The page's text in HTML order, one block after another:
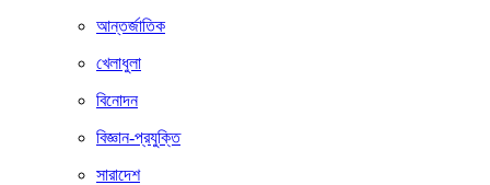
আন্তর্জাতিক
খেলাধুলা
বিনোদন
বিজ্ঞান-প্রযুক্তি
সারাদেশ